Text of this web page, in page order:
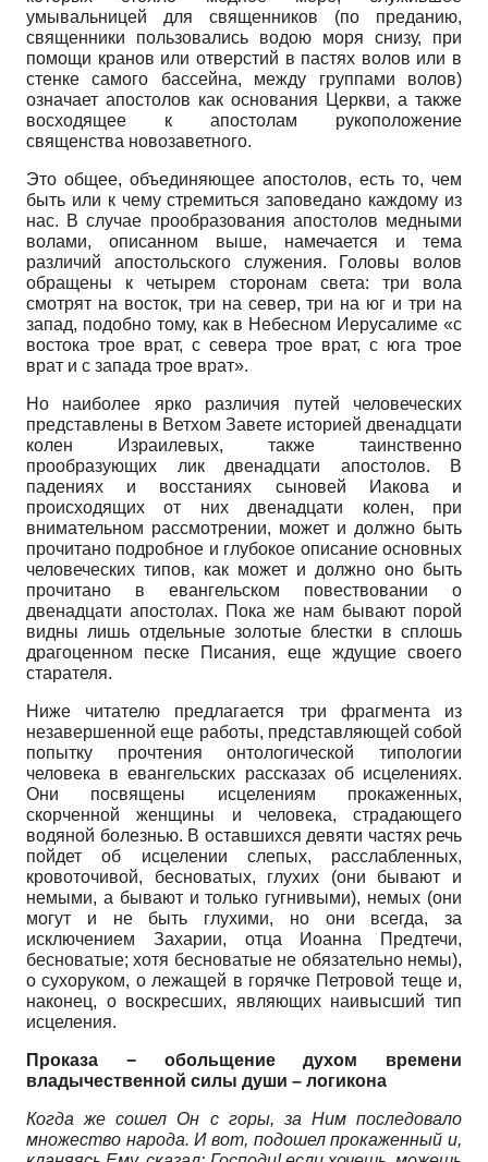
умывальницей для священников (по преданию,
священники пользовались водою моря снизу, при
помощи кранов или отверстий в пастях волов или в
стенке самого бассейна, между группами волов)
означает апостолов как основания Церкви, а также
восходящее к апостолам рукоположение
священства новозаветного.
Это общее, объединяющее апостолов, есть то, чем
быть или к чему стремиться заповедано каждому из
нас. В случае прообразования апостолов медными
волами, описанном выше, намечается и тема
различий апостольского служения. Головы волов
обращены к четырем сторонам света: три вола
смотрят на восток, три на север, три на юг и три на
запад, подобно тому, как в Небесном Иерусалиме «с
востока трое врат, с севера трое врат, с юга трое
врат и с запада трое врат».
Но наиболее ярко различия путей человеческих
представлены в Ветхом Завете историей двенадцати
колен Израилевых, также таинственно
прообразующих лик двенадцати апостолов. В
падениях и восстаниях сыновей Иакова и
происходящих от них двенадцати колен, при
внимательном рассмотрении, может и должно быть
прочитано подробное и глубокое описание основных
человеческих типов, как может и должно оно быть
прочитано в евангельском повествовании о
двенадцати апостолах. Пока же нам бывают порой
видны лишь отдельные золотые блестки в сплошь
драгоценном песке Писания, еще ждущие своего
старателя.
Ниже читателю предлагается три фрагмента из
незавершенной еще работы, представляющей собой
попытку прочтения онтологической типологии
человека в евангельских рассказах об исцелениях.
Они посвящены исцелениям прокаженных,
скорченной женщины и человека, страдающего
водяной болезнью. В оставшихся девяти частях речь
пойдет об исцелении слепых, расслабленных,
кровоточивой, бесноватых, глухих (они бывают и
немыми, а бывают и только гугнивыми), немых (они
могут и не быть глухими, но они всегда, за
исключением Захарии, отца Иоанна Предтечи,
бесноватые; хотя бесноватые не обязательно немы),
о сухоруком, о лежащей в горячке Петровой теще и,
наконец, о воскресших, являющих наивысший тип
исцеления.
Проказа − обольщение духом времени
владычественной силы души – логикона
Когда же сошел Он с горы, за Ним последовало
множество народа. И вот, подошел прокаженный и,